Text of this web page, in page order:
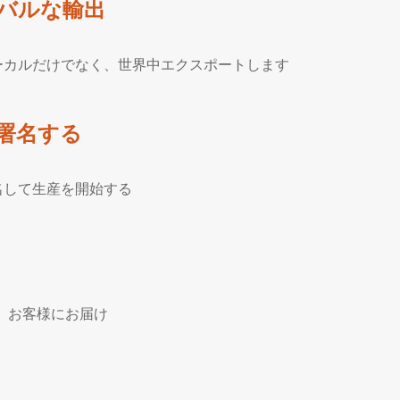
ルな輸出
ルだけでなく、世界中エクスポートします
名する
て生産を開始する
お客様にお届け